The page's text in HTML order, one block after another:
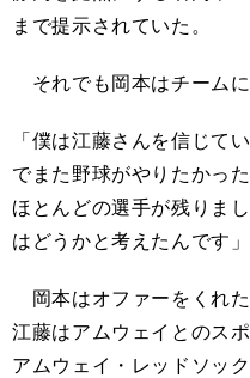
まで提示されていた。
それでも岡本はチームに
「僕は江藤さんを信じて
でまた野球がやりたかっ
ほとんどの選手が残りま
はどうかと考えたんです」
岡本はオファーをくれ
江藤はアムウェイとのス
アムウェイ・レッドソッ